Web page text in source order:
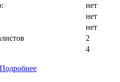
нет
нет
нет
2
4
Подробнее